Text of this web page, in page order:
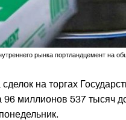
рынка портландцемент на
на торгах
96 миллионов 537 тысяч